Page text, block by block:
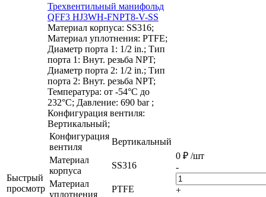
Быстрый
просмотр
Трехвентильный манифольд
QFF3 HJ3WH-FNPT8-V-SS
Материал корпуса: SS316;
Материал уплотнения: PTFE;
Диаметр порта 1: 1/2 in.; Тип
порта 1: Внут. резьба NPT;
Диаметр порта 2: 1/2 in.; Тип
порта 2: Внут. резьба NPT;
Температура: от -54°C до
232°C; Давление: 690 bar ;
Конфигурация вентиля:
Вертикальный;
Конфигурация
вентиля
Вертикальный
Материал
корпуса
SS316
Материал
уплотнения
PTFE
0 ₽ /шт
-
+